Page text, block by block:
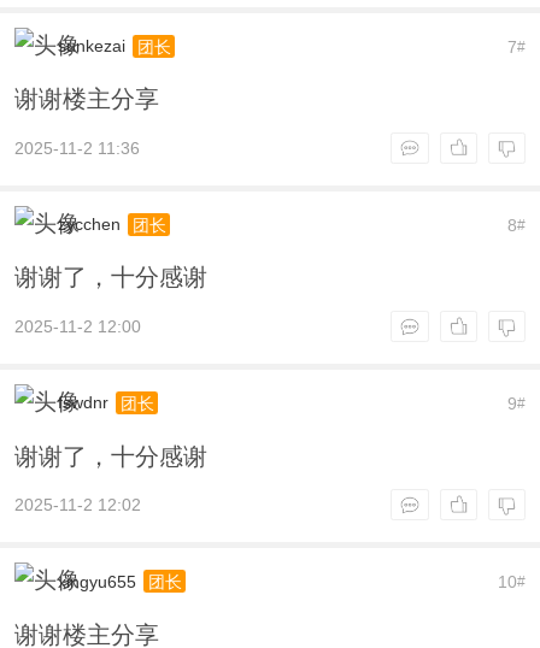
7#
sunkezai 团长
谢谢楼主分享
2025-11-2 11:36
8#
zycchen 团长
谢谢了，十分感谢
2025-11-2 12:00
9#
fswdnr 团长
谢谢了，十分感谢
2025-11-2 12:02
10#
xingyu655 团长
谢谢楼主分享